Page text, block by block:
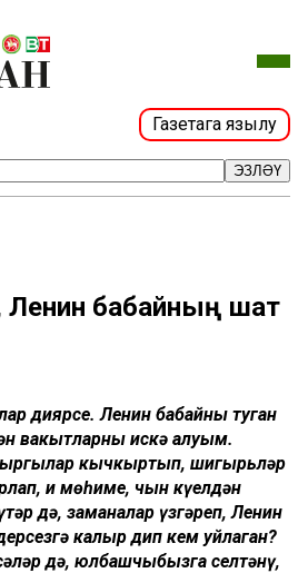
Газетага язылу
ЭЗЛӘҮ
Ленин бабайның шат
диярсең. Ленин бабайның туган
вакытларны искә алуым.
кычкыртып, шигырьләр
иң мөһиме, чын күңелдән
дә, заманалар үзгәреп, Ленин
калыр дип кем уйлаган?
дә, юлбашчыбызга селтәнү,